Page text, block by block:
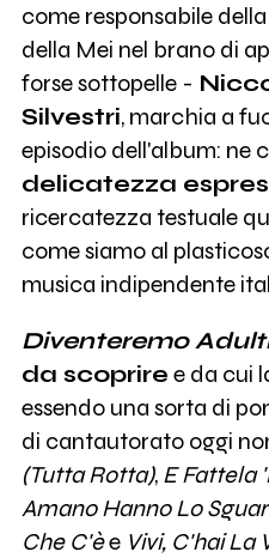
come responsabile
della Mei nel brano di
forse sottopelle -
Silvestri, marchia a
episodio dell'album: ne
delicatezza
ricercatezza testuale
come siamo al
musica indipendente
Diventeremo
da scoprire e da cui
essendo una sorta di
di cantautorato oggi
(Tutta Rotta), E Fattela
Amano Hanno Lo
Che C'èe Vivi, C'hai La